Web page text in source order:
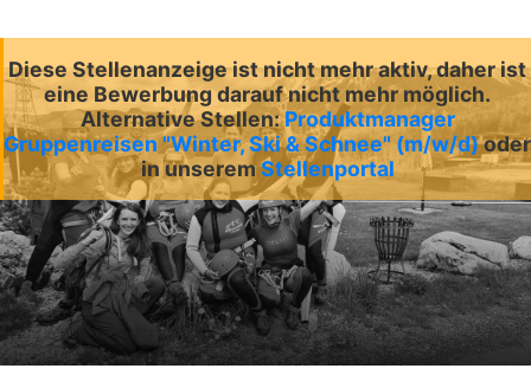
Diese Stellenanzeige ist nicht mehr aktiv, daher ist
eine Bewerbung darauf nicht mehr möglich.
Alternative Stellen:Produktmanager
Gruppenreisen "Winter, Ski & Schnee" (m/w/d)oder
in unseremStellenportal